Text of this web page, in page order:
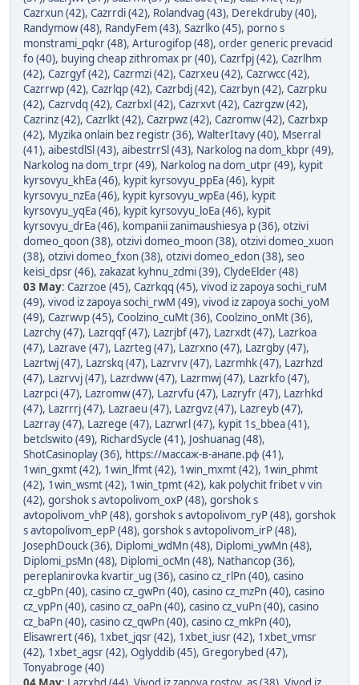
Cazrxun (42), Cazrrdi (42), Rolandvag (43), Derekdruby (40),
Randymow (48), RandyFem (43), Sazrlko (45), porno s
monstrami_pqkr (48), Arturogifop (48), order generic prevacid
fo (40), buying cheap zithromax pr (40), Cazrfpj (42), Cazrlhm
(42), Cazrgyf (42), Cazrmzi (42), Cazrxeu (42), Cazrwcc (42),
Cazrrwp (42), Cazrlqp (42), Cazrbdj (42), Cazrbyn (42), Cazrpku
(42), Cazrvdq (42), Cazrbxl (42), Cazrxvt (42), Cazrgzw (42),
Cazrinz (42), Cazrlkt (42), Cazrpwz (42), Cazromw (42), Cazrbxp
(42), Myzika onlain bez registr (36), WalterItavy (40), Mserral
(41), aibestdlSl (43), aibestrrSl (43), Narkolog na dom_kbpr (49),
Narkolog na dom_trpr (49), Narkolog na dom_utpr (49), kypit
kyrsovyu_khEa (46), kypit kyrsovyu_ppEa (46), kypit
kyrsovyu_nzEa (46), kypit kyrsovyu_wpEa (46), kypit
kyrsovyu_yqEa (46), kypit kyrsovyu_loEa (46), kypit
kyrsovyu_drEa (46), kompanii zanimaushiesya p (36), otzivi
domeo_qoon (38), otzivi domeo_moon (38), otzivi domeo_xuon
(38), otzivi domeo_fxon (38), otzivi domeo_edon (38), seo
keisi_dpsr (46), zakazat kyhnu_zdmi (39), ClydeElder (48)
03 May: Cazrzoe (45), Cazrkqq (45), vivod iz zapoya sochi_ruM
(49), vivod iz zapoya sochi_rwM (49), vivod iz zapoya sochi_yoM
(49), Cazrwvp (45), Coolzino_cuMt (36), Coolzino_onMt (36),
Lazrchy (47), Lazrqqf (47), Lazrjbf (47), Lazrxdt (47), Lazrkoa
(47), Lazrave (47), Lazrteg (47), Lazrxno (47), Lazrgby (47),
Lazrtwj (47), Lazrskq (47), Lazrvrv (47), Lazrmhk (47), Lazrhzd
(47), Lazrvvj (47), Lazrdww (47), Lazrmwj (47), Lazrkfo (47),
Lazrpci (47), Lazromw (47), Lazrvfu (47), Lazryfr (47), Lazrhkd
(47), Lazrrrj (47), Lazraeu (47), Lazrgvz (47), Lazreyb (47),
Lazrray (47), Lazrege (47), Lazrwrl (47), kypit 1s_bbea (41),
betclswito (49), RichardSycle (41), Joshuanag (48),
ShotCasinoplay (36), https://массаж-в-анапе.рф (41),
1win_gxmt (42), 1win_lfmt (42), 1win_mxmt (42), 1win_phmt
(42), 1win_wsmt (42), 1win_tpmt (42), kak polychit fribet v vin
(42), gorshok s avtopolivom_oxP (48), gorshok s
avtopolivom_vhP (48), gorshok s avtopolivom_ryP (48), gorshok
s avtopolivom_epP (48), gorshok s avtopolivom_irP (48),
JosephDouck (36), Diplomi_wdMn (48), Diplomi_ywMn (48),
Diplomi_psMn (48), Diplomi_ocMn (48), Nathancop (36),
pereplanirovka kvartir_ug (36), casino cz_rlPn (40), casino
cz_gbPn (40), casino cz_gwPn (40), casino cz_mzPn (40), casino
cz_vpPn (40), casino cz_oaPn (40), casino cz_vuPn (40), casino
cz_baPn (40), casino cz_qwPn (40), casino cz_mkPn (40),
Elisawrert (46), 1xbet_jqsr (42), 1xbet_iusr (42), 1xbet_vmsr
(42), 1xbet_agsr (42), Oglyddib (45), Gregorybed (47),
Tonyabroge (40)